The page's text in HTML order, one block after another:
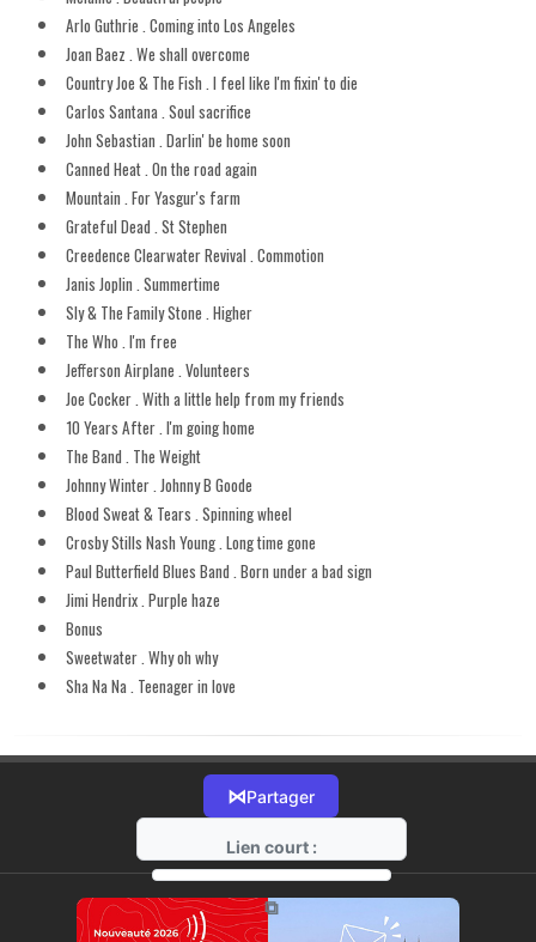
Arlo Guthrie . Coming into Los Angeles
Joan Baez . We shall overcome
Country Joe & The Fish . I feel like I'm fixin' to die
Carlos Santana . Soul sacrifice
John Sebastian . Darlin' be home soon
Canned Heat . On the road again
Mountain . For Yasgur's farm
Grateful Dead . St Stephen
Creedence Clearwater Revival . Commotion
Janis Joplin . Summertime
Sly & The Family Stone . Higher
The Who . I'm free
Jefferson Airplane . Volunteers
Joe Cocker . With a little help from my friends
10 Years After . I'm going home
The Band . The Weight
Johnny Winter . Johnny B Goode
Blood Sweat & Tears . Spinning wheel
Crosby Stills Nash Young . Long time gone
Paul Butterfield Blues Band . Born under a bad sign
Jimi Hendrix . Purple haze
Bonus
Sweetwater . Why oh why
Sha Na Na . Teenager in love
⋈Partager
Lien court :
https://radio-g.fr?12776
⧉